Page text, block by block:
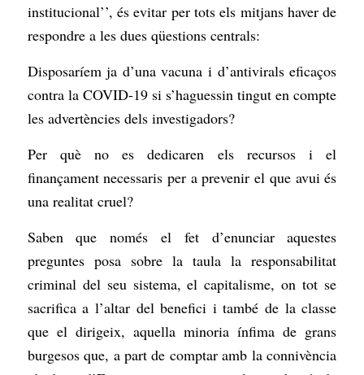
institucional’’, és evitar per tots els mitjans haver de
respondre a les dues qüestions centrals:
Disposaríem ja d’una vacuna i d’antivirals eficaços
contra la COVID-19 si s’haguessin tingut en compte
les advertències dels investigadors?
Per què no es dedicaren els recursos i el
finançament necessaris per a prevenir el que avui és
una realitat cruel?
Saben que només el fet d’enunciar aquestes
preguntes posa sobre la taula la responsabilitat
criminal del seu sistema, el capitalisme, on tot se
sacrifica a l’altar del benefici i també de la classe
que el dirigeix, aquella minoria ínfima de grans
burgesos que, a part de comptar amb la connivència